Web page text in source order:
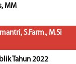
MM
S.Farm., M.Si
Tahun 2022